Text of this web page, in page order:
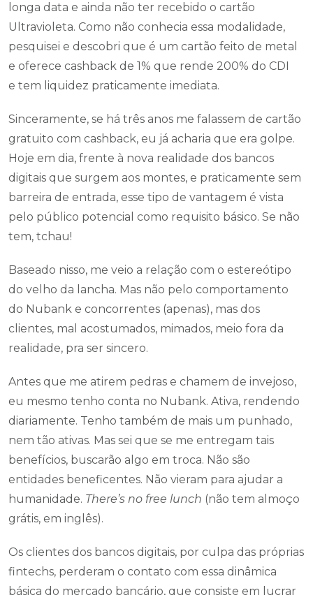
longa data e ainda não ter recebido o cartão
Ultravioleta. Como não conhecia essa modalidade,
pesquisei e descobri que é um cartão feito de metal
e oferece cashback de 1% que rende 200% do CDI
e tem liquidez praticamente imediata.
Sinceramente, se há três anos me falassem de cartão
gratuito com cashback, eu já acharia que era golpe.
Hoje em dia, frente à nova realidade dos bancos
digitais que surgem aos montes, e praticamente sem
barreira de entrada, esse tipo de vantagem é vista
pelo público potencial como requisito básico. Se não
tem, tchau!
Baseado nisso, me veio a relação com o estereótipo
do velho da lancha. Mas não pelo comportamento
do Nubank e concorrentes (apenas), mas dos
clientes, mal acostumados, mimados, meio fora da
realidade, pra ser sincero.
Antes que me atirem pedras e chamem de invejoso,
eu mesmo tenho conta no Nubank. Ativa, rendendo
diariamente. Tenho também de mais um punhado,
nem tão ativas. Mas sei que se me entregam tais
benefícios, buscarão algo em troca. Não são
entidades beneficentes. Não vieram para ajudar a
humanidade. There’s no free lunch (não tem almoço
grátis, em inglês).
Os clientes dos bancos digitais, por culpa das próprias
fintechs, perderam o contato com essa dinâmica
básica do mercado bancário, que consiste em lucrar